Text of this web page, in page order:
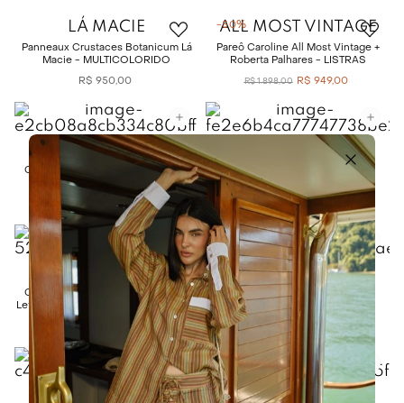
LÁ MACIE
Panneaux Crustaces Botanicum Lá
Macie - MULTICOLORIDO
R$ 950,00
-50%
ALL MOST VINTAGE
Pareô Caroline All Most Vintage +
Roberta Palhares - LISTRAS
R$ 1.898,00 R$ 949,00
LO DE LUI
Conjunto Flora Lo de Lui - PRETO
680
LO DE LUI
Conjunto Tropic Lo de Lui -
MULTICOLORIDO
R$ 680
LETTĒ BEACHWEAR
Conjunto Regata Tule Ondas Azul
Lette Beachwear - MULTICOLORIDO
00
LETTĒ BEACHWEAR
Conjunto Regata Tule Ondas
Vermelho Lette Beachwear -
MULTICOLORIDO
R$
LETTĒ BEACHWEAR LETTĒ BEACHWEAR